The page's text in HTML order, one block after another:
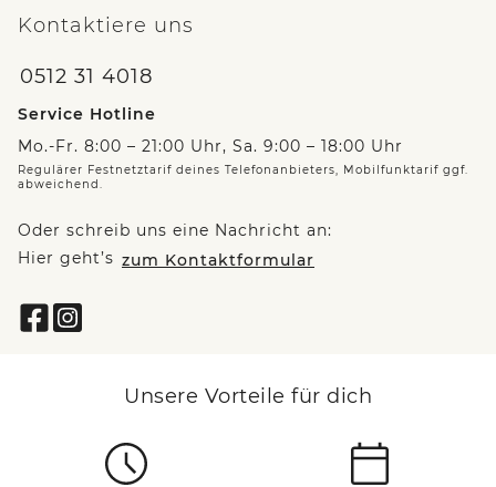
Kontaktiere uns
0512 31 4018
Service Hotline
Mo.-Fr. 8:00 – 21:00 Uhr, Sa. 9:00 – 18:00 Uhr
Regulärer Festnetztarif deines Telefonanbieters, Mobilfunktarif ggf.
abweichend.
Oder schreib uns eine Nachricht an:
Hier geht’s zum Kontaktformular
Unsere Vorteile für dich